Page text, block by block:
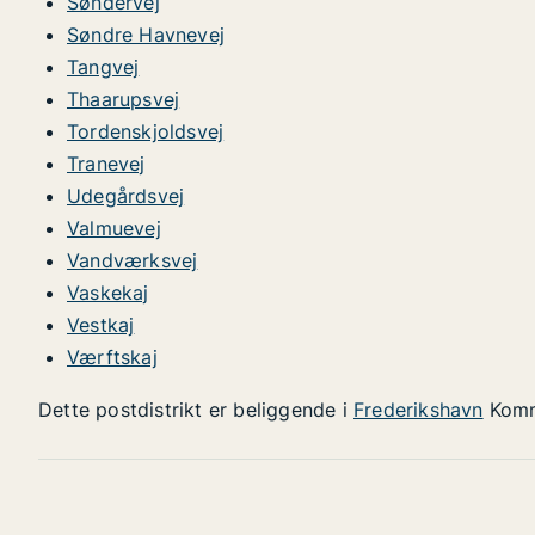
Søndre Havnevej
Tangvej
Thaarupsvej
Tordenskjoldsvej
Tranevej
Udegårdsvej
Valmuevej
Vandværksvej
Vaskekaj
Vestkaj
Værftskaj
Dette postdistrikt er beliggende i Frederikshavn